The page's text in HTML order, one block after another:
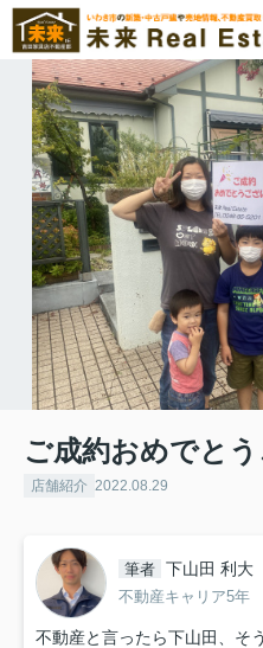
ご成約おめでと
店舗紹介 2022.08.29
筆者 下山田 利大
不動産キャリア5年
不動産と言ったら下山田、そ